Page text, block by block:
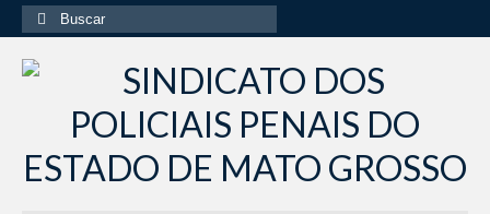
Buscar
por: